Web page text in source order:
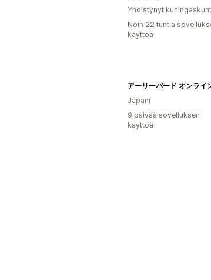
Yhdistynyt
Noin 22 tuntia
käyttöä
アーリーバード オンライ
Japani
9 päivää sovelluksen
käyttöä